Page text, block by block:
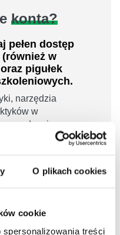
O plikach cookies
cookie
treści
konta?
pełen dostęp
w
pigułek
narzędzia
w
czy